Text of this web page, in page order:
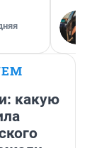
какую